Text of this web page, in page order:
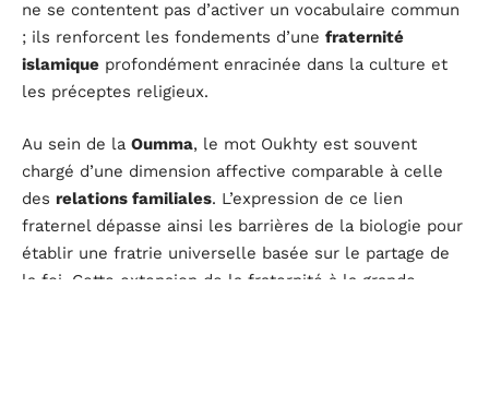
ne se contentent pas d’activer un vocabulaire commun
; ils renforcent les fondements d’une fraternité
islamique profondément enracinée dans la culture et
les préceptes religieux.
Au sein de la Oumma, le mot Oukhty est souvent
chargé d’une dimension affective comparable à celle
des relations familiales. L’expression de ce lien
fraternel dépasse ainsi les barrières de la biologie pour
établir une fratrie universelle basée sur le partage de
la foi. Cette extension de la fraternité à la grande